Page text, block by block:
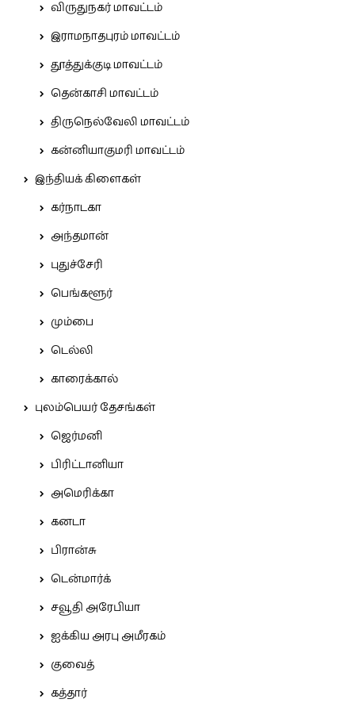
விருதுநகர் மாவட்டம்
இராமநாதபுரம் மாவட்டம்
தூத்துக்குடி மாவட்டம்
தென்காசி மாவட்டம்
திருநெல்வேலி மாவட்டம்
கன்னியாகுமரி மாவட்டம்
இந்தியக் கிளைகள்
கர்நாடகா
அந்தமான்
புதுச்சேரி
பெங்களூர்
மும்பை
டெல்லி
காரைக்கால்
புலம்பெயர் தேசங்கள்
ஜெர்மனி
பிரிட்டானியா
அமெரிக்கா
கனடா
பிரான்சு
டென்மார்க்
சவூதி அரேபியா
ஐக்கிய அரபு அமீரகம்
குவைத்
கத்தார்